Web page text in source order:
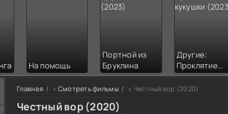
На помощь
Портной из
Бруклина
Другие:
Проклятие
кукушки
Главная » Смотреть фильмы » Честный вор (2020)
Честный вор (2020)